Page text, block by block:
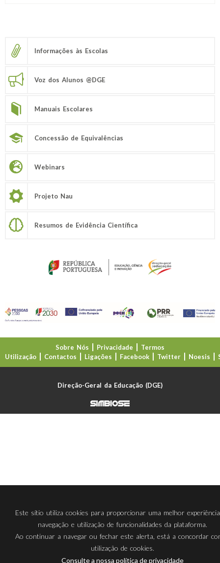
Informações às Escolas
Voz dos Alunos @DGE
Manuais Escolares
Concessão de Equivalências
Webinars
Projeto Nau
Resumos de Evidência Científica
Sobre Nós Privacidade
Termos
Utilização
Contactos Ligações Facebook Twitter Noesis
Direção-Geral da Educação (DGE)
Este sítio utiliza cookies para proporcionar uma melhor
navegação e utilização de funcionalidades da plataforma.
Ao continuar a navegar ou fechar este alerta, está a concordar
utilização de cookies.
Consulte a nossa política de privacidade